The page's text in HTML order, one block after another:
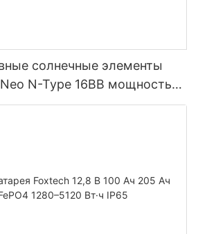
солнечные элементы
N-Type 16BB мощностью
Вт, 650 Вт, двусторонние